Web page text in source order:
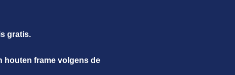
gratis.
houten frame volgens de